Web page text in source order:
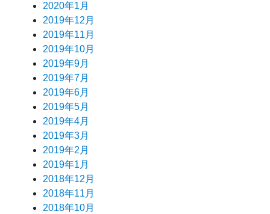
2020年1月
2019年12月
2019年11月
2019年10月
2019年9月
2019年7月
2019年6月
2019年5月
2019年4月
2019年3月
2019年2月
2019年1月
2018年12月
2018年11月
2018年10月